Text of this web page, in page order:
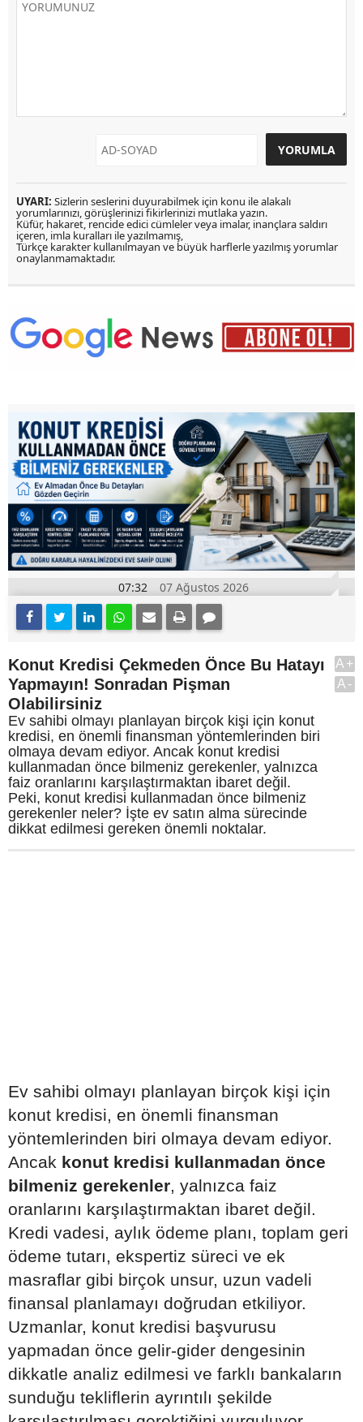
UYARI: Sizlerin seslerini duyurabilmek için konu ile alakalı
yorumlarınızı, görüşlerinizi fikirlerinizi mutlaka yazın.
Küfür, hakaret, rencide edici cümleler veya imalar, inançlara saldırı
içeren, imla kuralları ile yazılmamış,
Türkçe karakter kullanılmayan ve büyük harflerle yazılmış yorumlar
onaylanmamaktadır.
07:32 07 Ağustos 2026
Konut Kredisi Çekmeden Önce Bu Hatayı
Yapmayın! Sonradan Pişman
Olabilirsiniz
Ev sahibi olmayı planlayan birçok kişi için konut
kredisi, en önemli finansman yöntemlerinden biri
olmaya devam ediyor. Ancak konut kredisi
kullanmadan önce bilmeniz gerekenler, yalnızca
faiz oranlarını karşılaştırmaktan ibaret değil.
Peki, konut kredisi kullanmadan önce bilmeniz
gerekenler neler? İşte ev satın alma sürecinde
dikkat edilmesi gereken önemli noktalar.
A+
A-
Ev sahibi olmayı planlayan birçok kişi için
konut kredisi, en önemli finansman
yöntemlerinden biri olmaya devam ediyor.
Ancak konut kredisi kullanmadan önce
bilmeniz gerekenler, yalnızca faiz
oranlarını karşılaştırmaktan ibaret değil.
Kredi vadesi, aylık ödeme planı, toplam geri
ödeme tutarı, ekspertiz süreci ve ek
masraflar gibi birçok unsur, uzun vadeli
finansal planlamayı doğrudan etkiliyor.
Uzmanlar, konut kredisi başvurusu
yapmadan önce gelir-gider dengesinin
dikkatle analiz edilmesi ve farklı bankaların
sunduğu tekliflerin ayrıntılı şekilde